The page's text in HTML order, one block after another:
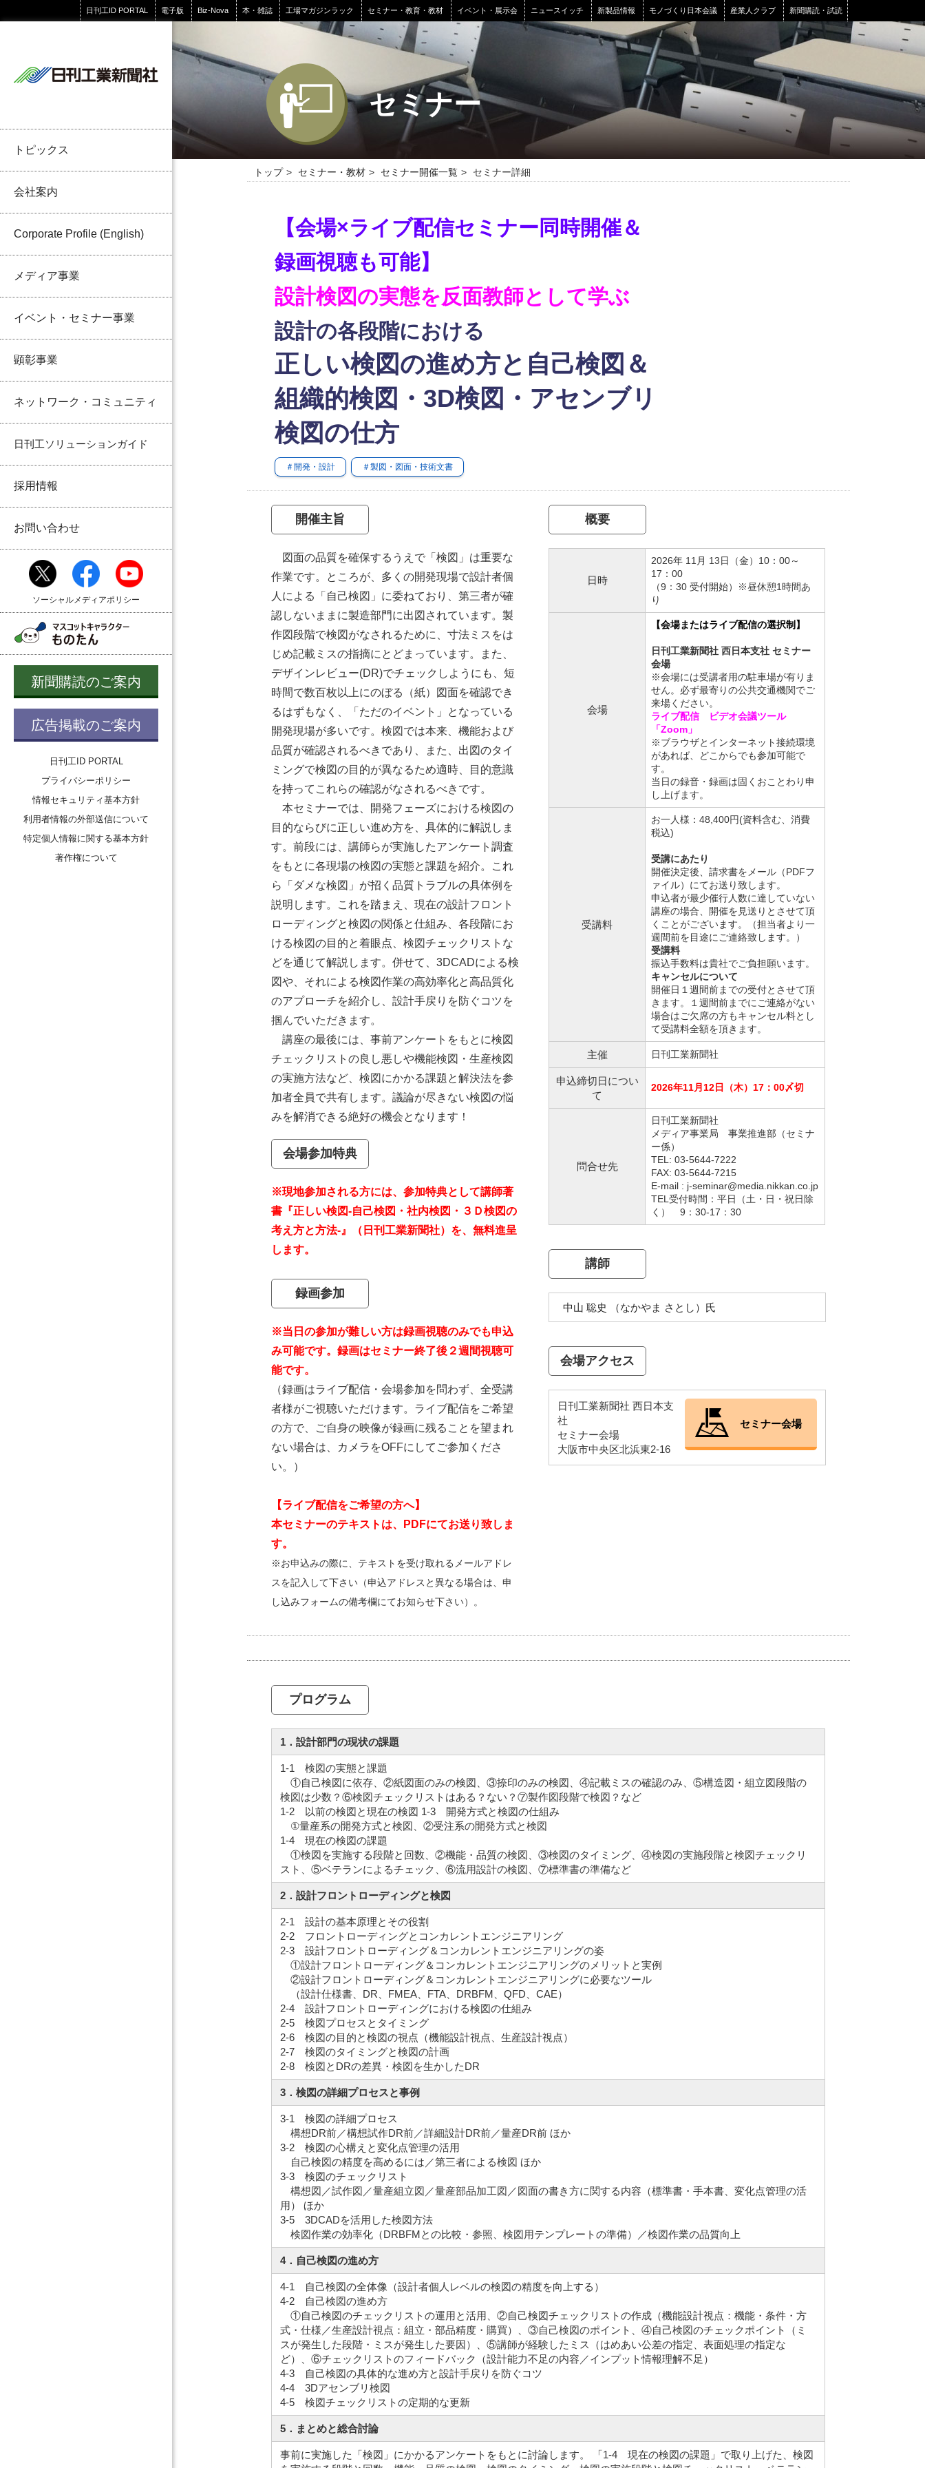
日刊工ID PORTAL 電子版 Biz-Nova 本・雑誌 工場マガジンラック セミナー・教育・教材 イベント・展示会 ニュースイッチ 新製品情報 モノづくり日本会議 産業人クラブ 新聞購読・試読
トピックス
会社案内
Corporate Profile (English)
メディア事業
イベント・セミナー事業
顕彰事業
ネットワーク・コミュニティ
日刊工ソリューションガイド
採用情報
お問い合わせ
ソーシャルメディアポリシー
新聞購読のご案内
広告掲載のご案内
日刊工ID PORTAL
プライバシーポリシー
情報セキュリティ基本方針
利用者情報の外部送信について
特定個人情報に関する基本方針
著作権について
セミナー
トップ セミナー・教材 セミナー開催一覧 セミナー詳細
【会場×ライブ配信セミナー同時開催＆
録画視聴も可能】
設計検図の実態を反面教師として学ぶ
設計の各段階における
正しい検図の進め方と自己検図＆
組織的検図・3D検図・アセンブリ
検図の仕方
＃開発・設計 ＃製図・図面・技術文書
開催主旨
図面の品質を確保するうえで「検図」は重要な
作業です。ところが、多くの開発現場で設計者個
人による「自己検図」に委ねており、第三者が確
認しないままに製造部門に出図されています。製
作図段階で検図がなされるために、寸法ミスをは
じめ記載ミスの指摘にとどまっています。また、
デザインレビュー(DR)でチェックしようにも、短
時間で数百枚以上にのぼる（紙）図面を確認でき
るはずもなく、「ただのイベント」となっている
開発現場が多いです。検図では本来、機能および
品質が確認されるべきであり、また、出図のタイ
ミングで検図の目的が異なるため適時、目的意識
を持ってこれらの確認がなされるべきです。
本セミナーでは、開発フェーズにおける検図の
目的ならびに正しい進め方を、具体的に解説しま
す。前段には、講師らが実施したアンケート調査
をもとに各現場の検図の実態と課題を紹介。これ
ら「ダメな検図」が招く品質トラブルの具体例を
説明します。これを踏まえ、現在の設計フロント
ローディングと検図の関係と仕組み、各段階にお
ける検図の目的と着眼点、検図チェックリストな
どを通じて解説します。併せて、3DCADによる検
図や、それによる検図作業の高効率化と高品質化
のアプローチを紹介し、設計手戻りを防ぐコツを
掴んでいただきます。
講座の最後には、事前アンケートをもとに検図
チェックリストの良し悪しや機能検図・生産検図
の実施方法など、検図にかかる課題と解決法を参
加者全員で共有します。議論が尽きない検図の悩
みを解消できる絶好の機会となります！
会場参加特典
※現地参加される方には、参加特典として講師著
書『正しい検図-自己検図・社内検図・３Ｄ検図の
考え方と方法-』（日刊工業新聞社）を、無料進呈
します。
録画参加
※当日の参加が難しい方は録画視聴のみでも申込
み可能です。録画はセミナー終了後２週間視聴可
能です。
（録画はライブ配信・会場参加を問わず、全受講
者様がご視聴いただけます。ライブ配信をご希望
の方で、ご自身の映像が録画に残ることを望まれ
ない場合は、カメラをOFFにしてご参加くださ
い。）
【ライブ配信をご希望の方へ】
本セミナーのテキストは、PDFにてお送り致しま
す。
※お申込みの際に、テキストを受け取れるメールアドレ
スを記入して下さい（申込アドレスと異なる場合は、申
し込みフォームの備考欄にてお知らせ下さい）。
概要
日時
2026年 11月 13日（金）10：00～
17：00
（9：30 受付開始）※昼休憩1時間あ
り
会場
【会場またはライブ配信の選択制】
日刊工業新聞社 西日本支社 セミナー
会場
※会場には受講者用の駐車場が有りま
せん。必ず最寄りの公共交通機関でご
来場ください。
ライブ配信 ビデオ会議ツール
「Zoom」
※ブラウザとインターネット接続環境
があれば、どこからでも参加可能で
す。
当日の録音・録画は固くおことわり申
し上げます。
受講料
お一人様：48,400円(資料含む、消費
税込)
受講にあたり
開催決定後、請求書をメール（PDFフ
ァイル）にてお送り致します。
申込者が最少催行人数に達していない
講座の場合、開催を見送りとさせて頂
くことがございます。（担当者より一
週間前を目途にご連絡致します。）
受講料
振込手数料は貴社でご負担願います。
キャンセルについて
開催日１週間前までの受付とさせて頂
きます。１週間前までにご連絡がない
場合はご欠席の方もキャンセル料とし
て受講料全額を頂きます。
主催 日刊工業新聞社
申込締切日につい
て
2026年11月12日（木）17：00〆切
問合せ先
日刊工業新聞社
メディア事業局 事業推進部（セミナ
ー係）
TEL: 03-5644-7222
FAX: 03-5644-7215
E-mail : j-seminar@media.nikkan.co.jp
TEL受付時間：平日（土・日・祝日除
く） 9：30-17：30
講師
中山 聡史 （なかやま さとし）氏
会場アクセス
日刊工業新聞社 西日本支
社
セミナー会場
大阪市中央区北浜東2-16
セミナー会場
プログラム
1．設計部門の現状の課題
1-1 検図の実態と課題
①自己検図に依存、②紙図面のみの検図、③捺印のみの検図、④記載ミスの確認のみ、⑤構造図・組立図段階の
検図は少数？⑥検図チェックリストはある？ない？⑦製作図段階で検図？など
1-2 以前の検図と現在の検図 1-3 開発方式と検図の仕組み
①量産系の開発方式と検図、②受注系の開発方式と検図
1-4 現在の検図の課題
①検図を実施する段階と回数、②機能・品質の検図、③検図のタイミング、④検図の実施段階と検図チェックリ
スト、⑤ベテランによるチェック、⑥流用設計の検図、⑦標準書の準備など
2．設計フロントローディングと検図
2-1 設計の基本原理とその役割
2-2 フロントローディングとコンカレントエンジニアリング
2-3 設計フロントローディング＆コンカレントエンジニアリングの姿
①設計フロントローディング＆コンカレントエンジニアリングのメリットと実例
②設計フロントローディング＆コンカレントエンジニアリングに必要なツール
（設計仕様書、DR、FMEA、FTA、DRBFM、QFD、CAE）
2-4 設計フロントローディングにおける検図の仕組み
2-5 検図プロセスとタイミング
2-6 検図の目的と検図の視点（機能設計視点、生産設計視点）
2-7 検図のタイミングと検図の計画
2-8 検図とDRの差異・検図を生かしたDR
3．検図の詳細プロセスと事例
3-1 検図の詳細プロセス
構想DR前／構想試作DR前／詳細設計DR前／量産DR前 ほか
3-2 検図の心構えと変化点管理の活用
自己検図の精度を高めるには／第三者による検図 ほか
3-3 検図のチェックリスト
構想図／試作図／量産組立図／量産部品加工図／図面の書き方に関する内容（標準書・手本書、変化点管理の活
用） ほか
3-5 3DCADを活用した検図方法
検図作業の効率化（DRBFMとの比較・参照、検図用テンプレートの準備）／検図作業の品質向上
4．自己検図の進め方
4-1 自己検図の全体像（設計者個人レベルの検図の精度を向上する）
4-2 自己検図の進め方
①自己検図のチェックリストの運用と活用、②自己検図チェックリストの作成（機能設計視点：機能・条件・方
式・仕様／生産設計視点：組立・部品精度・購買）、③自己検図のポイント、④自己検図のチェックポイント（ミ
スが発生した段階・ミスが発生した要因）、⑤講師が経験したミス（はめあい公差の指定、表面処理の指定な
ど）、⑥チェックリストのフィードバック（設計能力不足の内容／インプット情報理解不足）
4-3 自己検図の具体的な進め方と設計手戻りを防ぐコツ
4-4 3Dアセンブリ検図
4-5 検図チェックリストの定期的な更新
5．まとめと総合討論
事前に実施した「検図」にかかるアンケートをもとに討論します。 「1-4 現在の検図の課題」で取り上げた、検図